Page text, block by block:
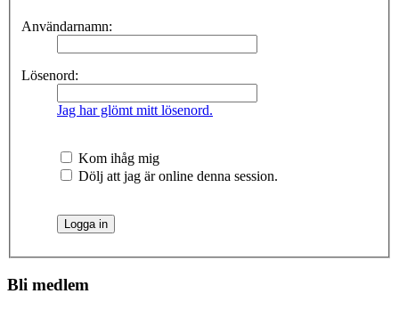
Användarnamn:
Lösenord:
Jag har glömt mitt lösenord.
Kom ihåg mig
Dölj att jag är online denna session.
Bli medlem